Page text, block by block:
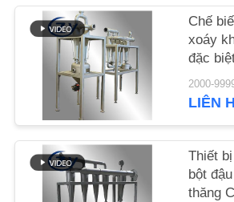
CẦU
BÁO
ĐỒ
TRANG
Chế
xoáy
đặc
chất
lang
2000-
LIÊN
Thiết
bột
thăng